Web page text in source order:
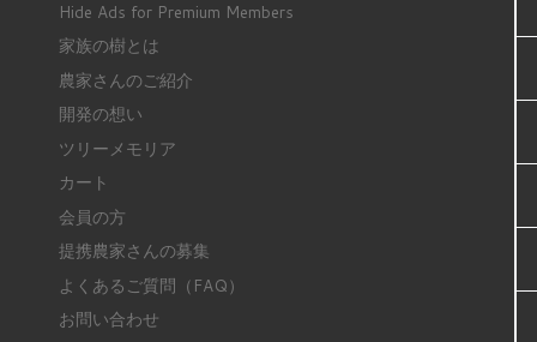
Hide Ads for Premium Members
家族の樹とは
農家さんのご紹介
開発の想い
ツリーメモリア
カート
会員の方
提携農家さんの募集
よくあるご質問（FAQ）
お問い合わせ